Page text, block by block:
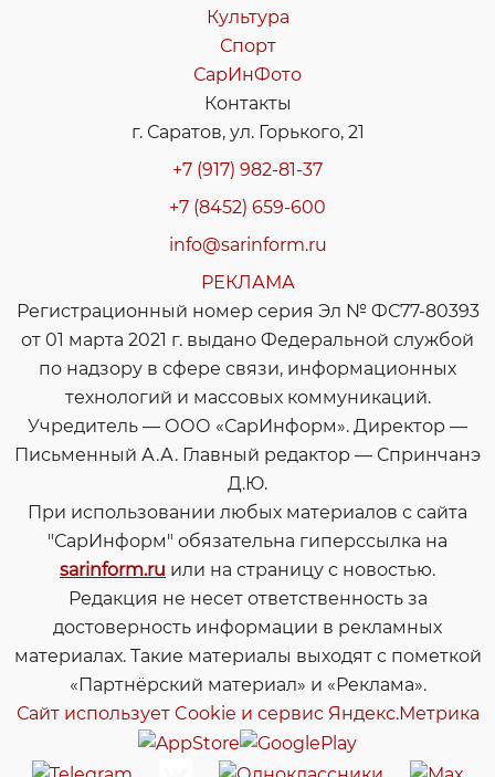
Культура
Спорт
СарИнФото
Контакты
г. Саратов, ул. Горького, 21
+7 (917) 982-81-37
+7 (8452) 659-600
info@sarinform.ru
РЕКЛАМА
Регистрационный номер серия Эл № ФС77-80393
от 01 марта 2021 г. выдано Федеральной службой
по надзору в сфере связи, информационных
технологий и массовых коммуникаций.
Учредитель — ООО «СарИнформ». Директор —
Письменный А.А. Главный редактор — Спринчанэ
Д.Ю.
При использовании любых материалов с сайта
"СарИнформ" обязательна гиперссылка на
sarinform.ru или на страницу с новостью.
Редакция не несет ответственность за
достоверность информации в рекламных
материалах. Такие материалы выходят с пометкой
«Партнёрский материал» и «Реклама».
Сайт использует Cookie и сервиc Яндекс.Метрика